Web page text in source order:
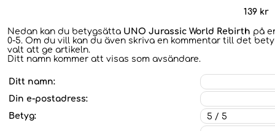
139 kr
Nedan kan du betygsätta UNO Jurassic World Rebirth på
0-5. Om du vill kan du även skriva en kommentar till det
valt att ge artikeln.
Ditt namn kommer att visas som avsändare.
Ditt namn:
Din e-postadress:
Betyg: